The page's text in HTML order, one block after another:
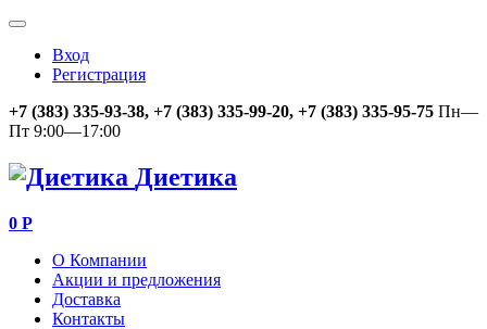
Вход
Регистрация
+7 (383) 335-93-38, +7 (383) 335-99-20, +7 (383) 335-95-75 Пн—
Пт 9:00—17:00
Диетика
0 Р
О Компании
Акции и предложения
Доставка
Контакты